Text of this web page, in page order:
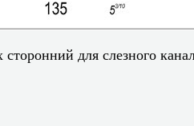
для слезного